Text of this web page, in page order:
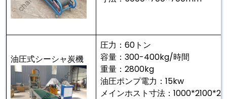
油圧式シーシャ炭機
圧力：60トン
容量：300-400kg/時間
重量：2800kg
油圧ポンプ電力：15kw
メインホスト寸法：